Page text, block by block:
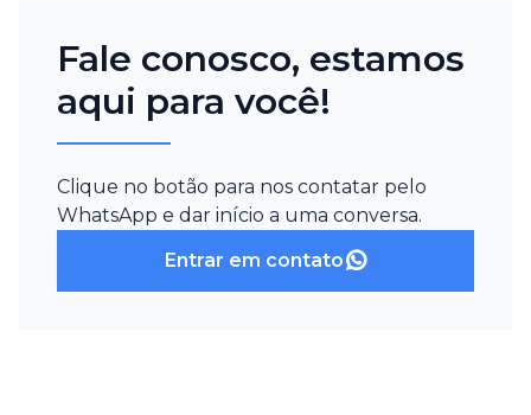
Fale conosco, estamos
aqui para você!
Clique no botão para nos contatar pelo
WhatsApp e dar início a uma conversa.
Entrar em contato